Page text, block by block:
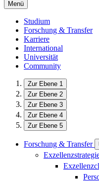
Menü
Studium
Forschung & Transfer
Karriere
International
Universität
Community
Zur Ebene 1
Zur Ebene 2
Zur Ebene 3
Zur Ebene 4
Zur Ebene 5
Forschung & Transfer